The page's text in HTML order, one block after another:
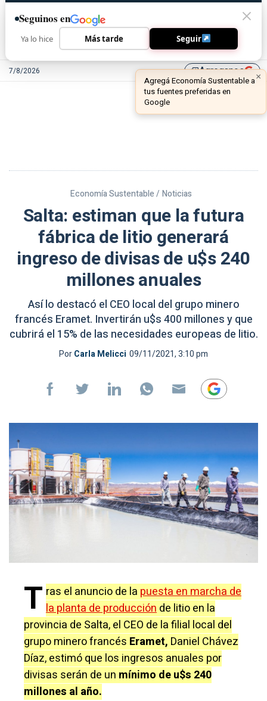
7/8/2026 library_addAgreganos
Economía Sustentable / Noticias
Salta: estiman que la futura
fábrica de litio generará
ingreso de divisas de u$s 240
millones anuales
Así lo destacó el CEO local del grupo minero
francés Eramet. Invertirán u$s 400 millones y que
cubrirá el 15% de las necesidades europeas de litio.
PorCarla Melicci 09/11/2021, 3:10 pm
T ras el anuncio de la puesta en marcha de
la planta de producciónde litio en la
provincia de Salta, el CEO de la filial local del
grupo minero francés Eramet, Daniel Chávez
Díaz, estimó que los ingresos anuales por
divisas serán de un mínimo de u$s 240
millones al año.
Seguinos en
Ya lo hice Más tarde Seguir